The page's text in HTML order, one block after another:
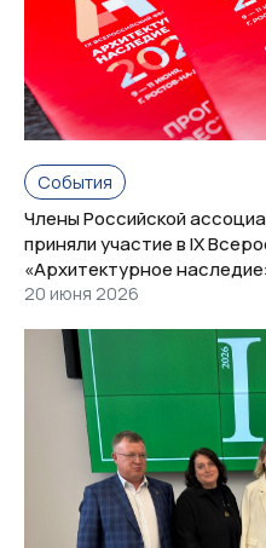
События
Члены Российской
приняли участие в IX
«Архитектурное
20 июня 2026